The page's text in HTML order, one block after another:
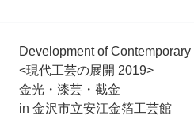
Development of
<現代工芸の展開 2019>
金光・漆芸・截金
in 金沢市立安江金箔工芸館